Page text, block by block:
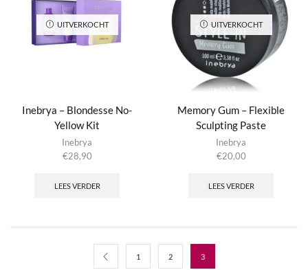
UITVERKOCHT
Inebrya – Blondesse No-
Yellow Kit
Inebrya
€28,90
LEES VERDER
UITVERKOCHT
Memory Gum – Flexible
Sculpting Paste
Inebrya
€20,00
LEES VERDER
1 2 3